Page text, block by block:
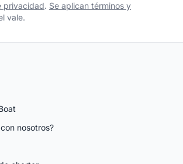
privacidad. Se aplican términos y
vale.
nosotros?